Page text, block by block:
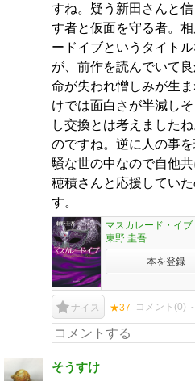
すね。疑う新田さんと
す者と仮面を守る者。
ードイブというタイト
が、前作を読んでいて
命が失われ憎しみが生
けでは面白さが半減し
し交換とは考えました
のですね。逆に人の事
騒な世の中なので自他
穂積さんと応援してい
す。
マスカレード・イ
東野 圭吾
本を登録
ナイス ★37 コメント(0)
そうすけ